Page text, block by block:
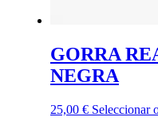
GORRA
NEGRA
25,00 € Seleccionar